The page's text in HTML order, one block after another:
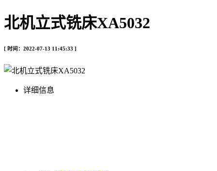
北机立式铣床XA5032
[ 时间：2022-07-13 11:45:33 ]
详细信息